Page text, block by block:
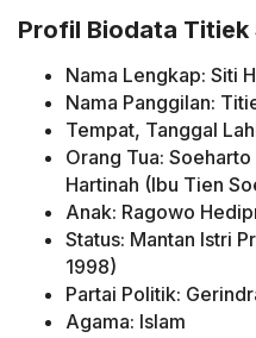
Profil Biodata Titiek
Nama Lengkap: Siti
Nama Panggilan:
Tempat, Tanggal
Orang Tua:
Hartinah (Ibu Tien
Anak: Ragowo
Status: Mantan Istri
1998)
Partai Politik:
Agama: Islam